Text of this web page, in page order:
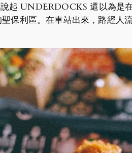
起 UNDERDOCKS 還以為是
保利區。在車站出來，路經